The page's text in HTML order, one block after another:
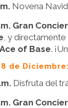
Novena
Gran
, y
Ace of Base.
de
Disfruta del
Gran